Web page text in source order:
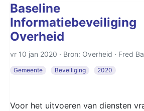
Baseline
Informatiebeveiliging
Overheid
vr 10 jan 2020 · Bron: Overheid · Fred
Gemeente Beveiliging 2020
Voor het uitvoeren van diensten